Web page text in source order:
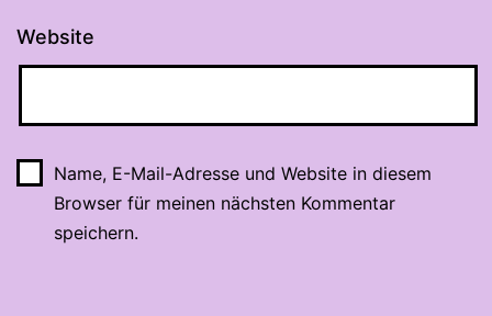
Website
Name, E-Mail-Adresse und Website in diesem
Browser für meinen nächsten Kommentar
speichern.